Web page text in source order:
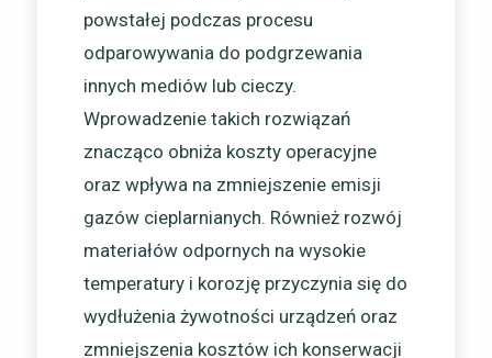
powstałej podczas procesu
odparowywania do podgrzewania
innych mediów lub cieczy.
Wprowadzenie takich rozwiązań
znacząco obniża koszty operacyjne
oraz wpływa na zmniejszenie emisji
gazów cieplarnianych. Również rozwój
materiałów odpornych na wysokie
temperatury i korozję przyczynia się do
wydłużenia żywotności urządzeń oraz
zmniejszenia kosztów ich konserwacji